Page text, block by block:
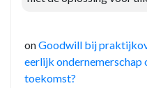
onGoodwill bij
eerlijk ondernemerschap
toekomst?